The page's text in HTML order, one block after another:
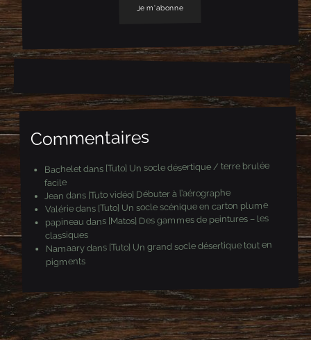
e
-
i
l
Commentaires
Bacheletdans [Tuto] Un socle désertique / terre brulée
facile
Jean dans [Tuto vidéo] Débuter à l’aérographe
Valériedans [Tuto] Un socle scénique en carton plume
papineau dans [Matos] Des gammes de peintures – les
classiques
Namaarydans [Tuto] Un grand socle désertique tout en
pigments